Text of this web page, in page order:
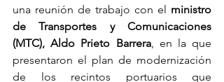
una reunión de trabajo con el ministro
de Transportes y Comunicaciones
(MTC), Aldo Prieto Barrera, en la que
presentaron el plan de modernización
de los recintos portuarios que